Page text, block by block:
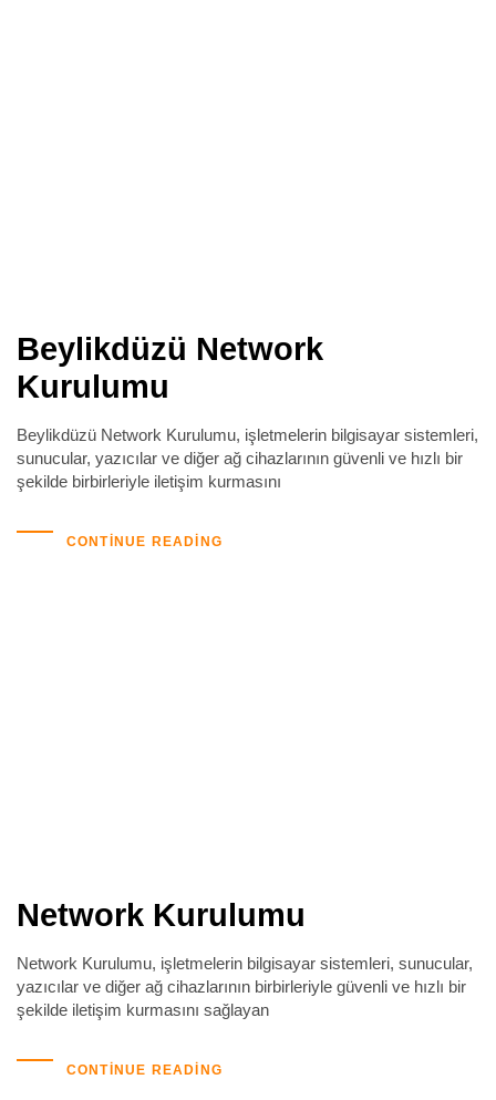
Beylikdüzü Network
Kurulumu
Beylikdüzü Network Kurulumu, işletmelerin bilgisayar sistemleri,
sunucular, yazıcılar ve diğer ağ cihazlarının güvenli ve hızlı bir
şekilde birbirleriyle iletişim kurmasını
CONTINUE READING
Network Kurulumu
Network Kurulumu, işletmelerin bilgisayar sistemleri, sunucular,
yazıcılar ve diğer ağ cihazlarının birbirleriyle güvenli ve hızlı bir
şekilde iletişim kurmasını sağlayan
CONTINUE READING